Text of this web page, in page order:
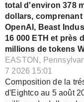
total d'environ 378
dollars,
OpenAI, Beast
16 000 ETH et près
millions de tokens
EASTON,
7 2026 15:01
Composition de la
d'Eightco au 5 août